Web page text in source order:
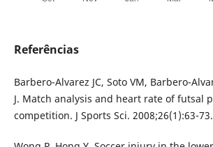
Referências
Barbero-Alvarez JC, Soto VM, Barbero-
J. Match analysis and heart rate of futsal
competition. J Sports Sci. 2008;26(1):63-73.